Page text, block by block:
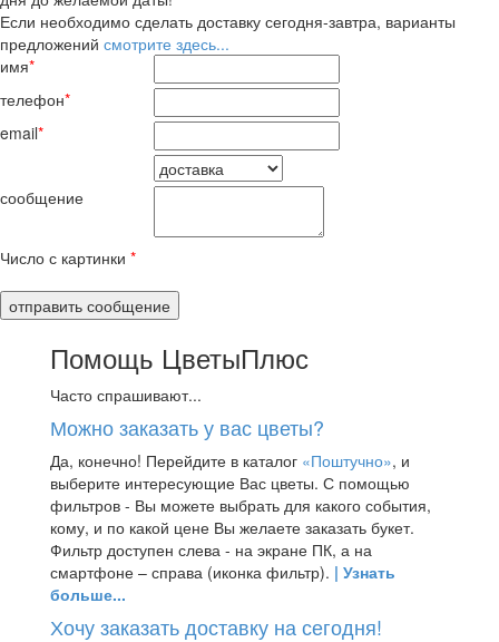
Если необходимо сделать доставку сегодня-завтра, варианты
предложений смотрите здесь...
имя*
телефон*
email*
сообщение
Число с картинки *
Помощь ЦветыПлюс
Часто спрашивают...
Можно заказать у вас цветы?
Да, конечно! Перейдите в каталог «Поштучно», и
выберите интересующие Вас цветы. С помощью
фильтров - Вы можете выбрать для какого события,
кому, и по какой цене Вы желаете заказать букет.
Фильтр доступен слева - на экране ПК, а на
смартфоне – справа (иконка фильтр). | Узнать
больше...
Хочу заказать доставку на сегодня!